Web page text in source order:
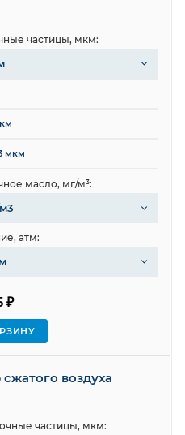
₽
частицы, мкм:
мкм
масло, мг/м³:
атм:
воздуха
частицы, мкм: